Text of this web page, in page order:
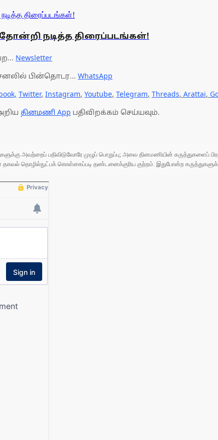
தோன்றி நடித்த திரைப்படங்கள்!
Newsletter
பின்தொடர... WhatsApp
, Twitter, Instagram, Youtube, Telegram, Threads, Arattai,
தினமணி App பதிவிறக்கம் செய்யவும்.
அவற்றைப் பதிவிடுவோரே முழுப் பொறுப்பு; அவை தினமணியின் கருத்துகளைப்
தொழில்நுட்பக் கொள்கைப்படி தண்டனைக்குரிய குற்றம். இதுபோன்ற கருத்துகளுக்கு